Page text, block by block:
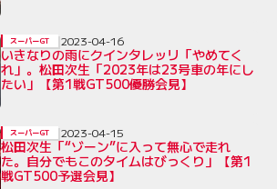
いきなりの雨にクインタレッリ「やめてく
れ」。松田次生「2023年は23号車の年にし
たい」【第1戦GT500優勝会見】
スーパーGT 2023-04-16
松田次生「“ゾーン”に入って無心で走れ
た。自分でもこのタイムはびっくり」【第1
戦GT500予選会見】
スーパーGT 2023-04-15